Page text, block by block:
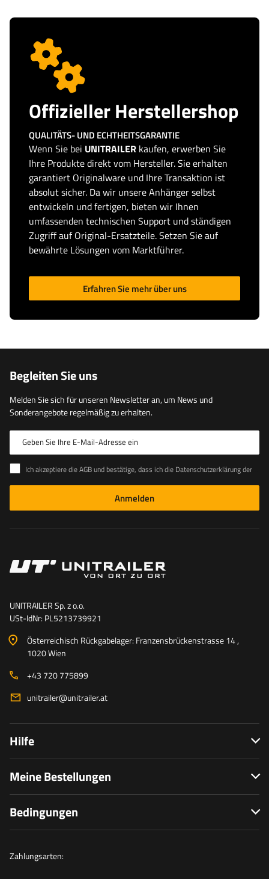
Offizieller Herstellershop
QUALITÄTS- UND ECHTHEITSGARANTIE
Wenn Sie bei UNITRAILER kaufen, erwerben Sie
Ihre Produkte direkt vom Hersteller. Sie erhalten
garantiert Originalware und Ihre Transaktion ist
absolut sicher. Da wir unsere Anhänger selbst
entwickeln und fertigen, bieten wir Ihnen
umfassenden technischen Support und ständigen
Zugriff auf Original-Ersatzteile. Setzen Sie auf
bewährte Lösungen vom Marktführer.
Erfahren Sie mehr über uns
Begleiten Sie uns
Melden Sie sich für unseren Newsletter an, um News und
Sonderangebote regelmäßig zu erhalten.
Geben Sie Ihre E-Mail-Adresse ein
Ich akzeptiere die AGB und bestätige, dass ich die Datenschutzerklärung der Website zur Kenntnis genommen habe
Anmelden
UNITRAILER Sp. z o.o.
USt-IdNr: PL5213739921
Österreichisch Rückgabelager: Franzensbrückenstrasse 14 ,
1020 Wien
+43 720 775899
unitrailer@unitrailer.at
Hilfe
Meine Bestellungen
Bedingungen
Zahlungsarten: